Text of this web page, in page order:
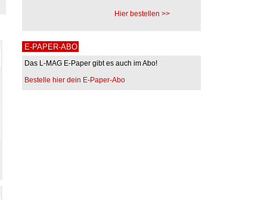
Hier bestellen >>
E-PAPER-ABO
Das L-MAG E-Paper gibt es auch im Abo!
Bestelle hier dein E-Paper-Abo